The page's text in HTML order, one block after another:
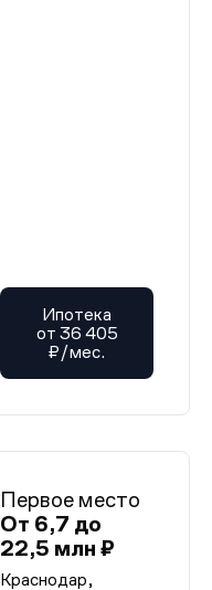
Ипотека
от 36 405
₽/мес.
Первое место
От 6,7 до
22,5 млн ₽
Краснодар,